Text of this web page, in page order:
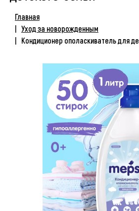
Главная
Уход за новорожденным
Кондиционер ополаскиватель для